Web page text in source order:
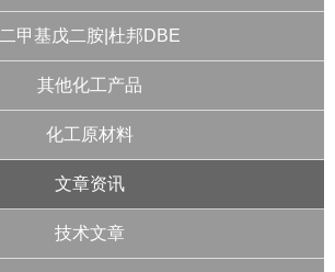
二甲基戊二胺|杜邦DBE
其他化工产品
化工原材料
文章资讯
技术文章